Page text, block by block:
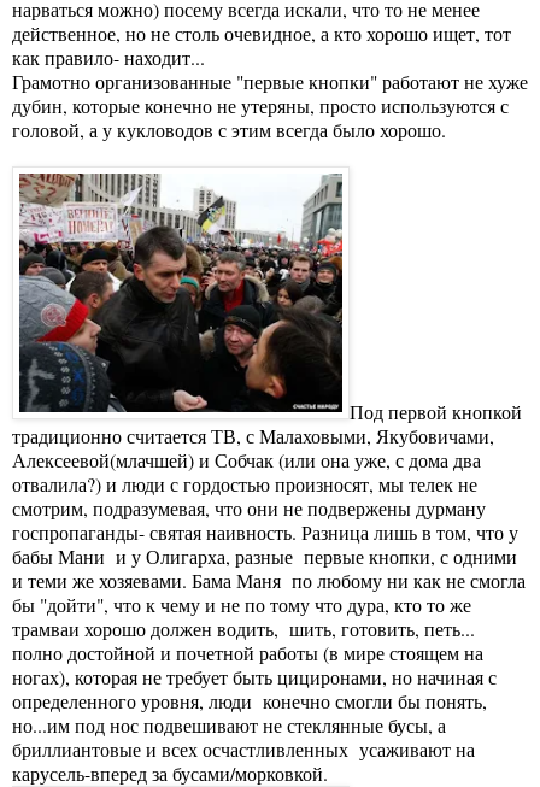
нарваться можно) посему всегда искали, что то не менее
действенное, но не столь очевидное, а кто хорошо ищет, тот
как правило- находит...
Грамотно организованные "первые кнопки" работают не хуже
дубин, которые конечно не утеряны, просто используются с
головой, а у кукловодов с этим всегда было хорошо.
Под первой кнопкой
традиционно считается ТВ, с Малаховыми, Якубовичами,
Алексеевой(млачшей) и Собчак (или она уже, с дома два
отвалила?) и люди с гордостью произносят, мы телек не
смотрим, подразумевая, что они не подвержены дурману
госпропаганды- святая наивность. Разница лишь в том, что у
бабы Мани и у Олигарха, разные первые кнопки, с одними
и теми же хозяевами. Бама Маня по любому ни как не смогла
бы "дойти", что к чему и не по тому что дура, кто то же
трамваи хорошо должен водить, шить, готовить, петь...
полно достойной и почетной работы (в мире стоящем на
ногах), которая не требует быть цициронами, но начиная с
определенного уровня, люди конечно смогли бы понять,
но...им под нос подвешивают не стеклянные бусы, а
бриллиантовые и всех осчастливленных усаживают на
карусель-вперед за бусами/морковкой.